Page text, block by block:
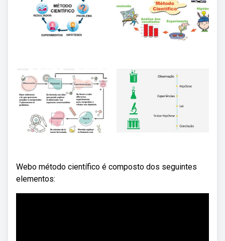
Webo método científico é composto dos seguintes
elementos: